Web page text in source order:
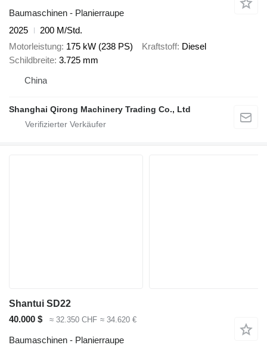
Baumaschinen - Planierraupe
2025
200 M/Std.
Motorleistung 175 kW (238 PS) Kraftstoff Diesel
Schildbreite 3.725 mm
China
Shanghai Qirong Machinery Trading Co., Ltd
Shantui SD22
40.000 $
≈ 32.350 CHF ≈ 34.620 €
Baumaschinen - Planierraupe